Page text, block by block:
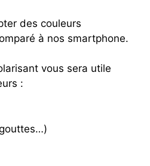
des couleurs
à nos smartphone.
vous sera utile
:
gouttes…)